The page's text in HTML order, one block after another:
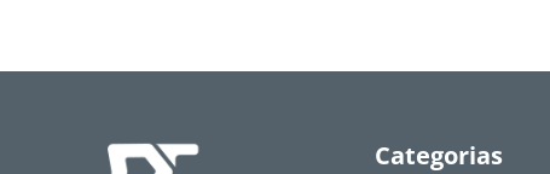
Categorias